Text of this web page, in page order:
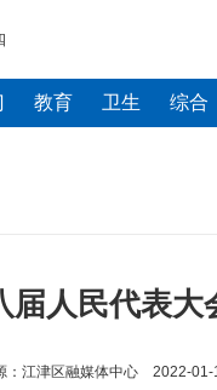
教育 卫生 综合
届人民代表
：江津区融媒体中心 2022-01-